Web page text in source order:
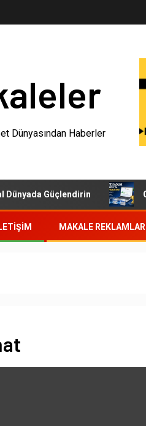
Dünyasından Haberler
Güçlendirin
MAKALE REKLAMLARI